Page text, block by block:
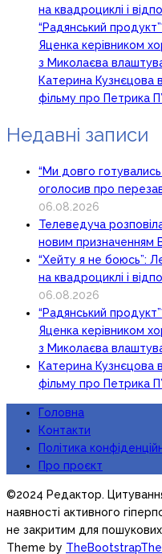
на квадроциклі і
“Радянський
Яценка керівником
з Миколаєва
Катерина Кузнєцова
фільму про Петрика
Недавні записи
“Ми довго
оголосив про
06.08.2026
Телеведуча
новим призначенням
“Хейту я не боюсь”:
на квадроциклі і
06.08.2026
“Радянський
Яценка керівником
з Миколаєва
Катерина Кузнєцова
фільму про Петрика
Головна
Контакти
Політика
Про проєкт
©2024 Редактор.
наявності активного
не закритим для
Theme by